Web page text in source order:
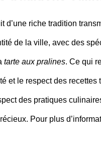
d’une riche tradition
de la ville, avec des
tarte aux pralines. Ce qui
et le respect des
des pratiques
Pour plus